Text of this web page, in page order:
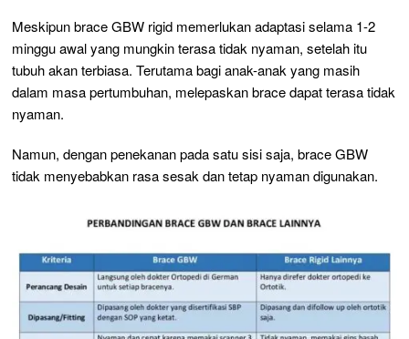
Meskipun brace GBW rigid memerlukan adaptasi selama 1-2
minggu awal yang mungkin terasa tidak nyaman, setelah itu
tubuh akan terbiasa. Terutama bagi anak-anak yang masih
dalam masa pertumbuhan, melepaskan brace dapat terasa tidak
nyaman.
Namun, dengan penekanan pada satu sisi saja, brace GBW
tidak menyebabkan rasa sesak dan tetap nyaman digunakan.